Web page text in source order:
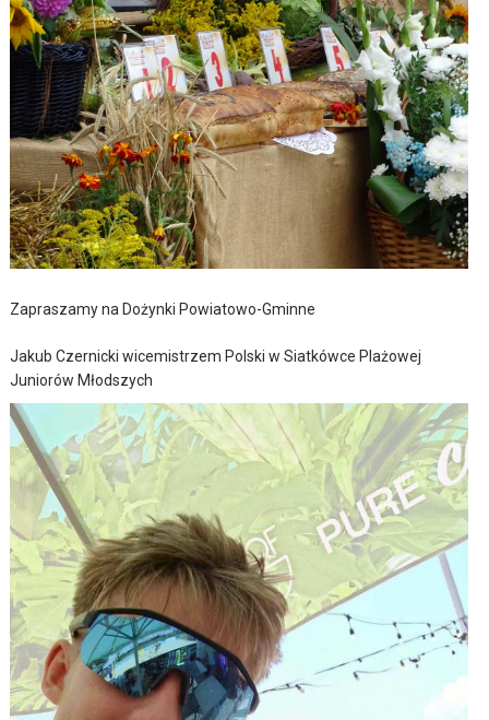
Zapraszamy na Dożynki Powiatowo-Gminne
Jakub Czernicki wicemistrzem Polski w Siatkówce Plażowej
Juniorów Młodszych